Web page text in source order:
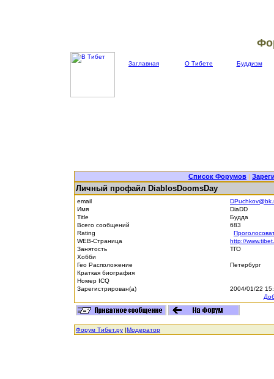
Заглавная О Тибете Буддизм
Список Форумов |
Личный профайл DiablosDoomsDay
email
Имя
DiaDD
Title
Будда
Всего сообщений
683
Rating
WEB-Страница
http://
Занятость
ТГО
Хобби
Гео Расположение
Петербург
Краткая биография
Номер ICQ
Зарегистрирован(а)
2004/01/22
Форум Тибет.ру |Модератор